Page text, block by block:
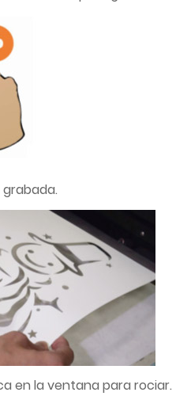
grabada.
en la ventana para rociar.